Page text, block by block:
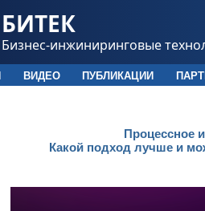
Процессное
Какой подход лучше и
БИТЕК
Бизнес-инжиниринговые
ВИДЕО ПУБЛИКАЦИИ